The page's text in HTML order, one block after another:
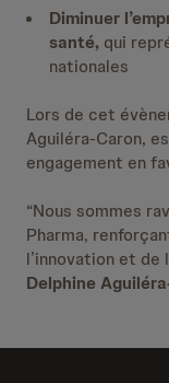
Diminuer
santé, qui
nationales
Lors de cet
Aguiléra-Caron,
engagement en
“Nous sommes
Pharma,
l’innovation et de
Delphine